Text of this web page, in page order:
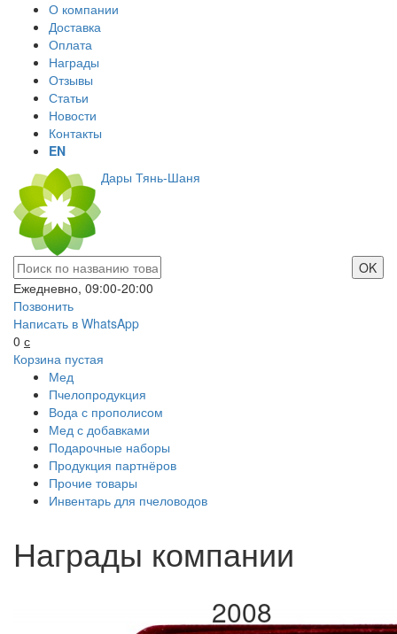
О компании
Доставка
Оплата
Награды
Отзывы
Статьи
Новости
Контакты
EN
Дары Тянь-Шаня
Ежедневно, 09:00-20:00
Позвонить
Написать в WhatsApp
0 с
Корзина пустая
Мед
Пчелопродукция
Вода с прополисом
Мед с добавками
Подарочные наборы
Продукция партнёров
Прочие товары
Инвентарь для пчеловодов
Награды компании
2008